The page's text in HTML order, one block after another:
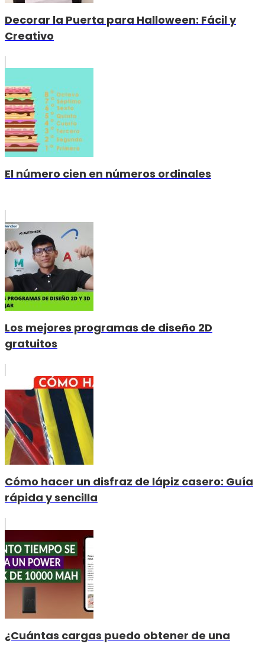
Decorar la Puerta para Halloween: Fácil y
Creativo
El número cien en números ordinales
Los mejores programas de diseño 2D
gratuitos
Cómo hacer un disfraz de lápiz casero: Guía
rápida y sencilla
¿Cuántas cargas puedo obtener de una